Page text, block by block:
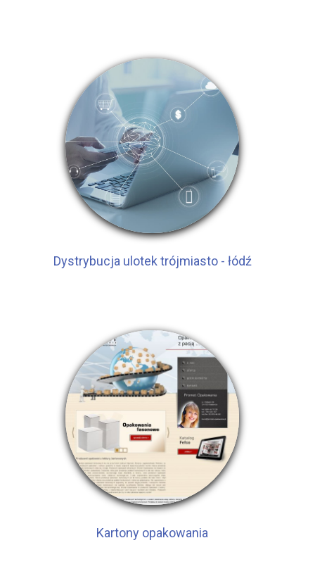
Dystrybucja ulotek trójmiasto - łódź
Kartony opakowania